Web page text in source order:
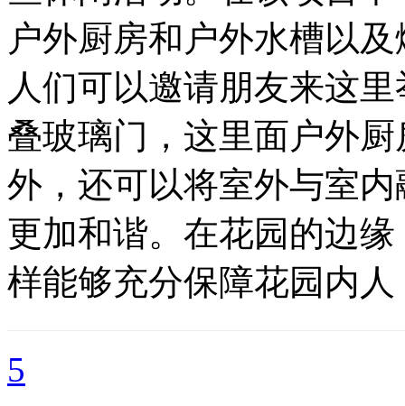
户外厨房和户外水槽以
人们可以邀请朋友来这
叠玻璃门，这里面户外
外，还可以将室外与室
更加和谐。在花园的边
样能够充分保障花园内人
5